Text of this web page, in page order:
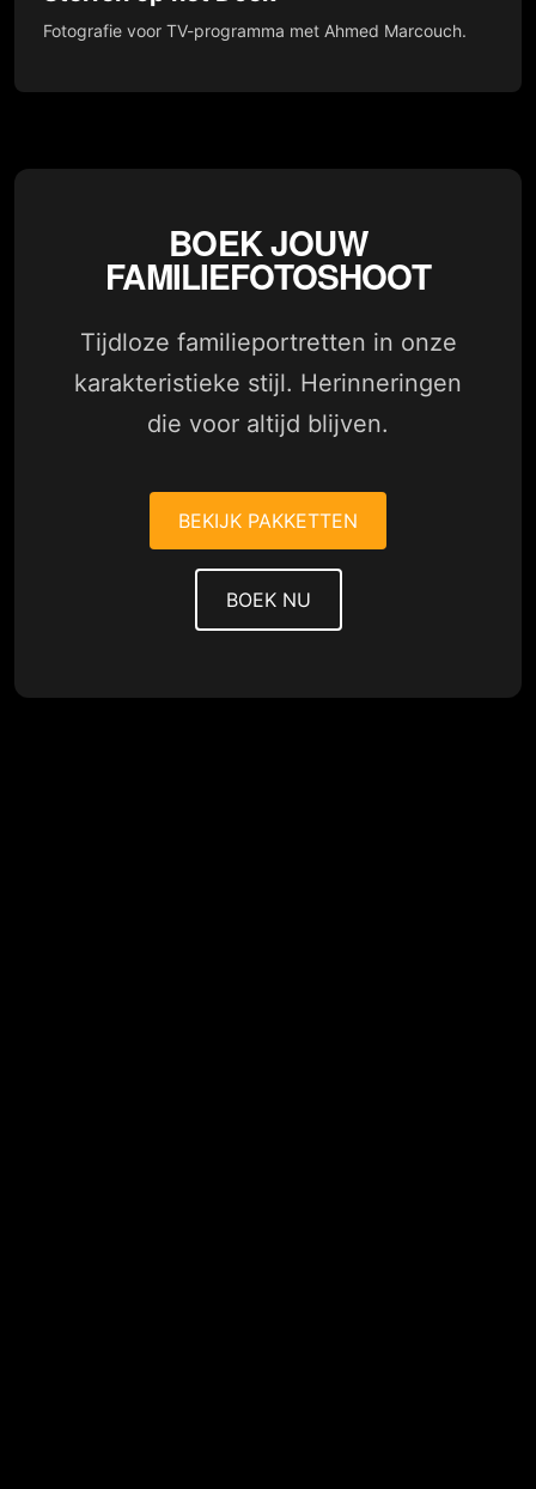
Fotografie voor TV-programma met Ahmed Marcouch.
BOEK JOUW
FAMILIEFOTOSHOOT
Tijdloze familieportretten in onze
karakteristieke stijl. Herinneringen
die voor altijd blijven.
BEKIJK PAKKETTEN
BOEK NU